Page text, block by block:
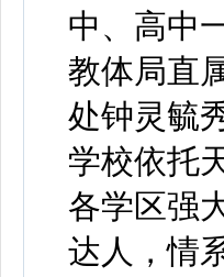
中、高中
教体局直
处钟灵毓
学校依托
各学区强
达人，情